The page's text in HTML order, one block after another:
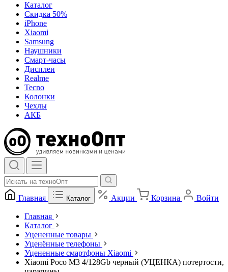
Каталог
Скидка 50%
iPhone
Xiaomi
Samsung
Наушники
Смарт-часы
Дисплеи
Realme
Tecno
Колонки
Чехлы
АКБ
Главная Каталог Акции Корзина Войти
Главная
Каталог
Уцененные товары
Уценённые телефоны
Уцененные смартфоны Xiaomi
Xiaomi Poco M3 4/128Gb черный (УЦЕНКА) потертости,